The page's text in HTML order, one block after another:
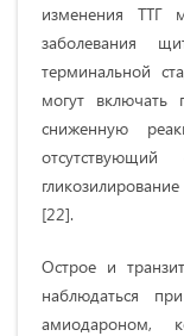
изменения ТТГ
заболевания
терминальной
могут включать
сниженную
[22].
Острое и
наблюдаться
амиодароном,